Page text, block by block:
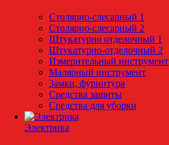
Столярно-слесарный 1
Столярно-слесарный 2
Штукатурно отделочный 1
Штукатурно-отделочный 2
Измерительный инструмент
Малярный инструмент
Замки, фурнитура
Средства защиты
Средства для уборки
Электрика